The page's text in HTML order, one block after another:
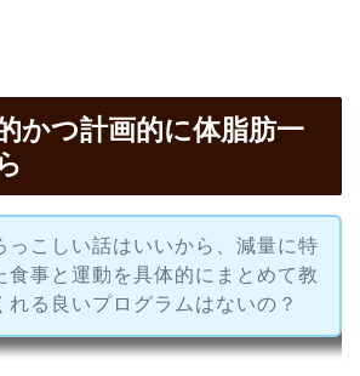
かつ計画的に体脂肪一
っこしい話はいいから、減量に特
食事と運動を具体的にまとめて教
れる良いプログラムはないの？